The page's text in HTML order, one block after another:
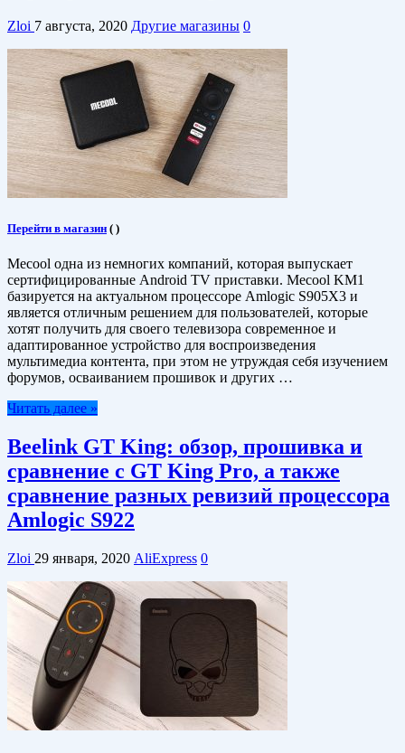
Zloi 7 августа, 2020 Другие магазины 0
Перейти в магазин ( )
Mecool одна из немногих компаний, которая выпускает
сертифицированные Android TV приставки. Mecool KM1
базируется на актуальном процессоре Amlogic S905X3 и
является отличным решением для пользователей, которые
хотят получить для своего телевизора современное и
адаптированное устройство для воспроизведения
мультимедиа контента, при этом не утруждая себя изучением
форумов, осваиванием прошивок и других …
Читать далее »
Beelink GT King: обзор, прошивка и
сравнение с GT King Pro, а также
сравнение разных ревизий процессора
Amlogic S922
Zloi 29 января, 2020 AliExpress 0